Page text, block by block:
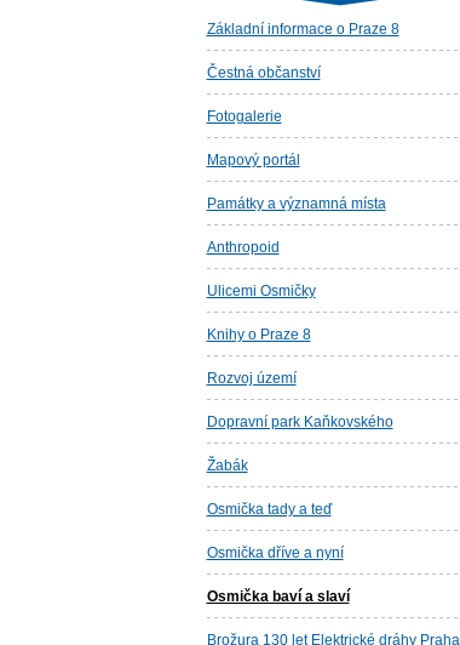
Základní informace o Praze 8
Čestná občanství
Fotogalerie
Mapový portál
Památky a významná místa
Anthropoid
Ulicemi Osmičky
Knihy o Praze 8
Rozvoj území
Dopravní park Kaňkovského
Žabák
Osmička tady a teď
Osmička dříve a nyní
Osmička baví a slaví
Brožura 130 let Elektrické dráhy